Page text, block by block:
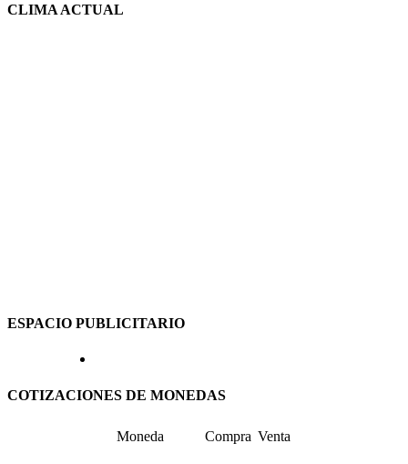
CLIMA ACTUAL
ESPACIO PUBLICITARIO
COTIZACIONES DE MONEDAS
Moneda Compra Venta